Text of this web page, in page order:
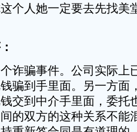
个人她一定要去先找美
诈骗事件。公司实际上
骗到手里面。另一方面
交到中介手里面，委托
的双方的这种关系不能